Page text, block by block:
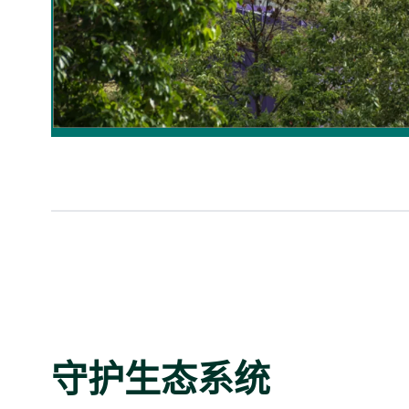
守护生态系统